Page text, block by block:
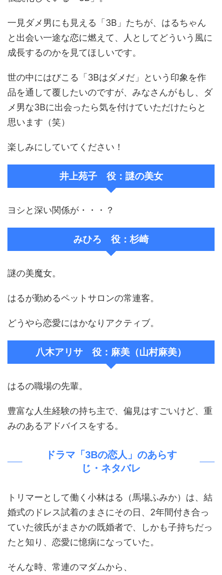
一見ダメ男にも見える「3B」たちが、はるちゃん
と出会い一途な恋に燃えて、人としてどういう風に
成長するのかを見てほしいです。
世の中にはびこる「3Bはダメだ」という印象を作
品を通して覆したいのですが、みなさんがもし、ダ
メ男な3Bに出会ったら気を付けていただけたらと
思います（笑）
楽しみにしていてください！
井上苑子 役：謎の美女
ヨシと深い関係が・・・？
みひろ 役：杉崎
謎の美魔女。
はるが勤めるペットサロンの常連客。
どうやら恋愛にはかなりアクティブ。
八木アリサ 役：麻美（山村麻美）
はるの職場の先輩。
豊富な人生経験の持ち主で、偏見はすごいけど、重
みのあるアドバイスをする。
ドラマ「3Bの恋人」のあらす
じ・ネタバレ
トリマーとして働く小林はる（馬場ふみか）は、結
婚式のドレス試着のまさにその日、2年間付き合っ
ていた彼氏がまさかの既婚者で、しかも子持ちだっ
たと知り、恋愛に憶病になっていた。
そんな時、常連のマダムから、